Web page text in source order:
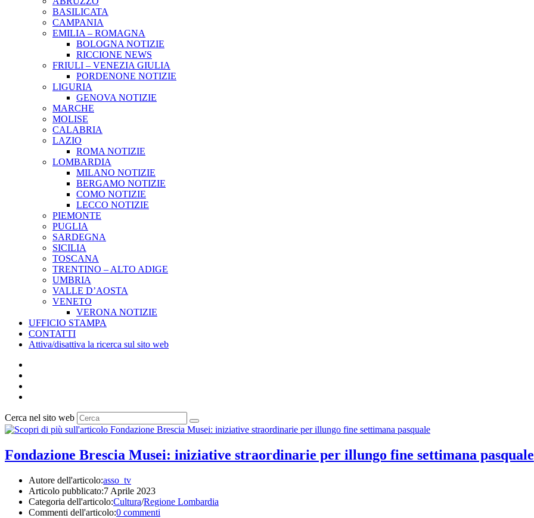
BASILICATA
CAMPANIA
EMILIA – ROMAGNA
BOLOGNA NOTIZIE
RICCIONE NEWS
FRIULI – VENEZIA GIULIA
PORDENONE NOTIZIE
LIGURIA
GENOVA NOTIZIE
MARCHE
MOLISE
CALABRIA
LAZIO
ROMA NOTIZIE
LOMBARDIA
MILANO NOTIZIE
BERGAMO NOTIZIE
COMO NOTIZIE
LECCO NOTIZIE
PIEMONTE
PUGLIA
SARDEGNA
SICILIA
TOSCANA
TRENTINO – ALTO ADIGE
UMBRIA
VALLE D’AOSTA
VENETO
VERONA NOTIZIE
UFFICIO STAMPA
CONTATTI
Attiva/disattiva la ricerca sul sito web
Cerca nel sito web
Fondazione Brescia Musei: iniziative straordinarie per illungo fine settimana pasquale
Autore dell'articolo:asso_tv
Articolo pubblicato:7 Aprile 2023
Categoria dell'articolo:Cultura/Regione Lombardia
Commenti dell'articolo:0 commenti